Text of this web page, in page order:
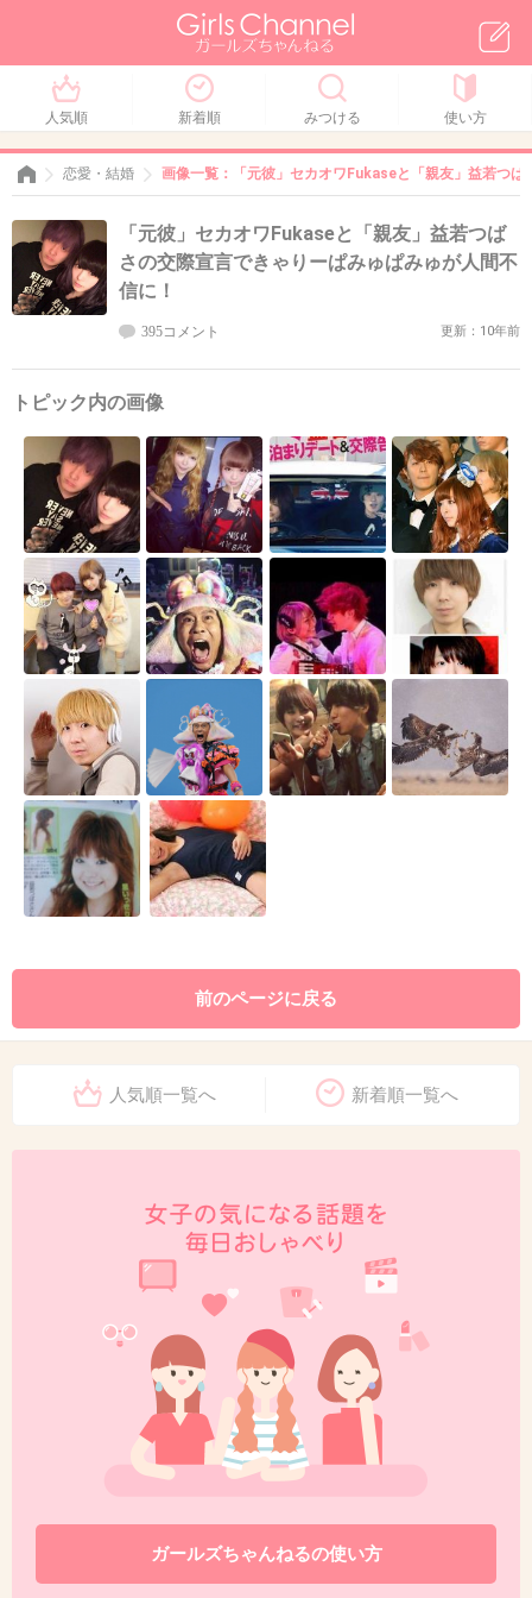
人気順 新着順 みつける 使い方
恋愛・結婚 画像一覧：「元彼」セカオワFukaseと「親友」益若つ
「元彼」セカオワFukaseと「親友」益若つば
さの交際宣言できゃりーぱみゅぱみゅが人間不
信に！
395コメント 更新：10年前
トピック内の画像
前のページに戻る
人気順一覧へ 新着順一覧へ
ガールズちゃんねるの使い方